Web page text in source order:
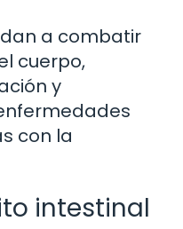
a combatir
cuerpo,
y
con la
intestinal